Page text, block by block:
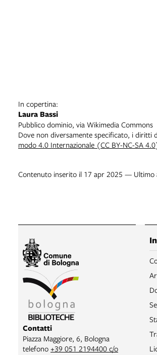
In copertina:
Laura Bassi
Pubblico dominio, via Wikimedia Commons
Dove non diversamente specificato, i diritti
modo 4.0 Internazionale (CC BY-NC-SA
Contenuto inserito il 17 apr 2025 — Ultimo
Contatti
Piazza Maggiore, 6, Bologna
telefono +39 051 2194400 c/o